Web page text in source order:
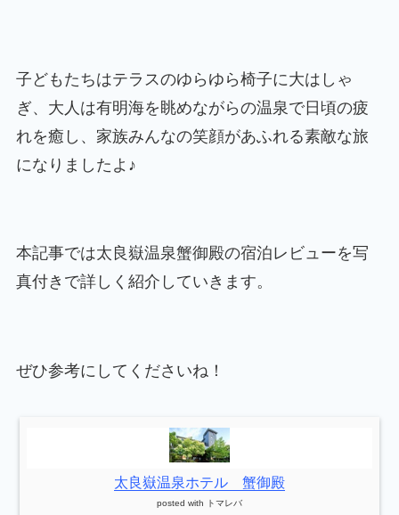
子どもたちはテラスのゆらゆら椅子に大はしゃ
ぎ、大人は有明海を眺めながらの温泉で日頃の疲
れを癒し、家族みんなの笑顔があふれる素敵な旅
になりましたよ♪
本記事では太良嶽温泉蟹御殿の宿泊レビューを写
真付きで詳しく紹介していきます。
ぜひ参考にしてくださいね！
太良嶽温泉ホテル 蟹御殿
posted with トマレバ